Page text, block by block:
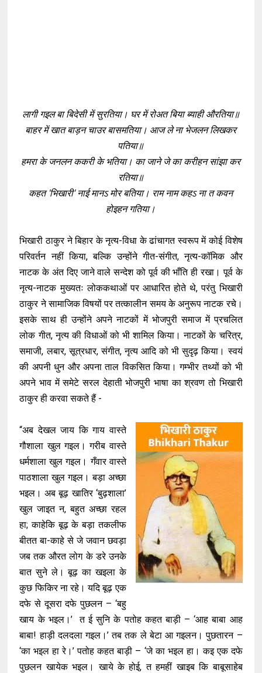
लागी गइल बा बिदेसी में सुरतिया। घर में रोअत बिया ब्याही औरतिया॥
बाहर में खात बाड़न चाउर बासमतिया। आज ले ना भेजलन लिखकर
पतिया॥
हमरा के जनलन ककरी के भतिया। का जाने जे का करीहन सांझा कर
रतिया॥
कहत 'भिखारी' नाई मानऽ मोर बतिया। राम नाम कहऽ ना त कवन
होइहन गतिया।
भिखारी ठाकुर ने बिहार के नृत्य-विधा के ढांचागत स्वरूप में कोई विशेष
परिवर्तन नहीं किया, बल्कि उन्होंने गीत-संगीत, नृत्य-कॉमिक और
नाटक के अंत दिए जाने वाले सन्देश को पूर्व की भाँति ही रखा। पूर्व के
नृत्य-नाटक मुख्यतः लोककथाओं पर आधारित होते थे, परंतु भिखारी
ठाकुर ने सामाजिक विषयों पर तत्कालीन समय के अनुरूप नाटक रचे।
इसके साथ ही उन्होंने अपने नाटकों में भोजपुरी समाज में प्रचलित
लोक गीत, नृत्य की विधाओं को भी शामिल किया। नाटकों के चरित्र,
समाजी, लबार, सूत्रधार, संगीत, नृत्य आदि को भी सुदृढ़ किया। स्वयं
की अपनी धुन और अपना ताल विकसित किया। गम्भीर तथ्यों को भी
अपने भाव में समेटे सरल देहाती भोजपुरी भाषा का श्रवण तो भिखारी
ठाकुर ही करवा सकते हैं -
“अब देखल जाय कि गाय वास्ते
गौशाला खुल गइल। गरीब वास्ते
धर्मशाला खुल गइल। गँवार वास्ते
पाठशाला खुल गइल। बड़ा अच्छा
भइल। अब बूढ़ खातिर ‘बुढ़शाला’
खुल जाइत न, बहुत अच्छा रहल
हा; काहेकि बूढ़ के बड़ा तकलीफ
बीतत बा-काहे से जे जवान छवड़ा
जब तक औरत लोग के डरे उनके
बात सुने ले। बूढ़ का खइला के
कुछ फिकिर ना रहे। यदि बूढ़ एक
दफे से दूसरा दफे पुछलन – ‘बहु
खाय के भइल।’ त ई सुनि के पतोह कहत बाड़ी – ‘आह बाबा आह
बाबा! हाड़ी दलदला गइल।’ तब तक ले बेटा आ गइलन। पुछतारन –
‘का भइल हा रे।’ पतोह कहत बाड़ी – ‘जे का भइल हा। कइ एक दफे
पुछलन खायेक भइल। खाये के होई, त हमहीं खाइब कि बाबूसाहेब